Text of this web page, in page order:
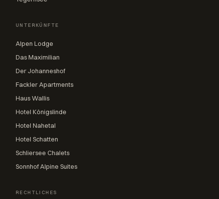
UNTERKÜNFTE
Alpen Lodge
Das Maximilian
Der Johanneshof
Fackler Apartments
Haus Wallis
Hotel Königslinde
Hotel Nahetal
Hotel Schatten
Schliersee Chalets
Sonnhof Alpine Suites
RECHTLICHES